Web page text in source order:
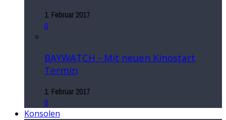
1. Februar 2017
0
BAYWATCH - Mit neuen Kinostart
Termin
1. Februar 2017
0
Konsolen